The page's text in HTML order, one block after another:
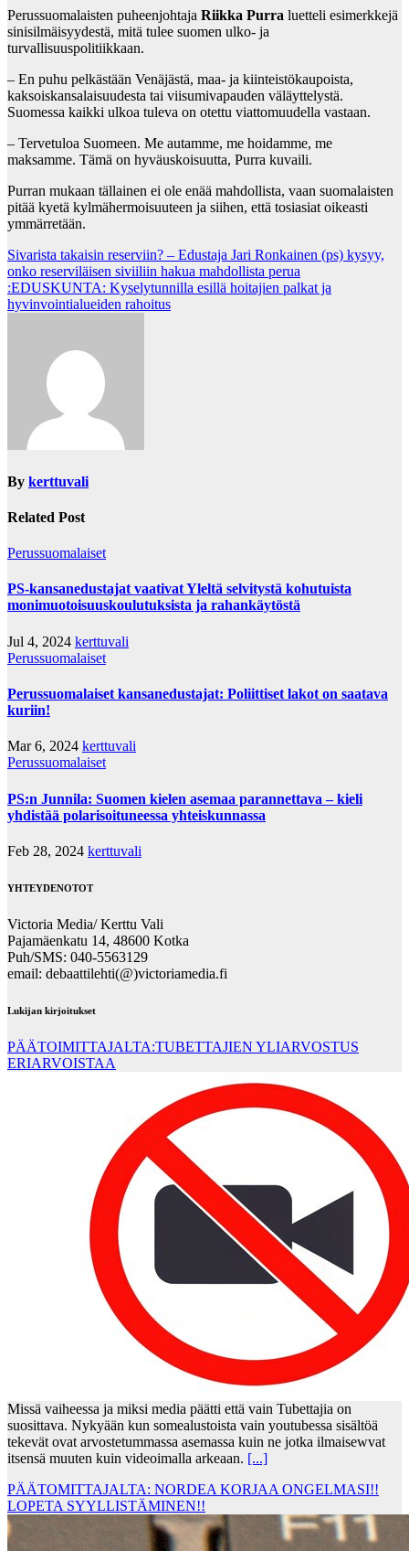
Perussuomalaisten puheenjohtaja Riikka Purra luetteli esimerkkejä
sinisilmäisyydestä, mitä tulee suomen ulko- ja
turvallisuuspolitiikkaan.
– En puhu pelkästään Venäjästä, maa- ja kiinteistökaupoista,
kaksoiskansalaisuudesta tai viisumivapauden väläyttelystä.
Suomessa kaikki ulkoa tuleva on otettu viattomuudella vastaan.
– Tervetuloa Suomeen. Me autamme, me hoidamme, me
maksamme. Tämä on hyväuskoisuutta, Purra kuvaili.
Purran mukaan tällainen ei ole enää mahdollista, vaan suomalaisten
pitää kyetä kylmähermoisuuteen ja siihen, että tosiasiat oikeasti
ymmärretään.
Post
navigation
Sivarista takaisin reserviin? – Edustaja Jari Ronkainen (ps) kysyy,
onko reserviläisen siviiliin hakua mahdollista perua
:EDUSKUNTA: Kyselytunnilla esillä hoitajien palkat ja
hyvinvointialueiden rahoitus
By kerttuvali
Related Post
Perussuomalaiset
PS-kansanedustajat vaativat Yleltä selvitystä kohutuista
monimuotoisuuskoulutuksista ja rahankäytöstä
Jul 4, 2024 kerttuvali
Perussuomalaiset
Perussuomalaiset kansanedustajat: Poliittiset lakot on saatava
kuriin!
Mar 6, 2024 kerttuvali
Perussuomalaiset
PS:n Junnila: Suomen kielen asemaa parannettava – kieli
yhdistää polarisoituneessa yhteiskunnassa
Feb 28, 2024 kerttuvali
YHTEYDENOTOT
Victoria Media/ Kerttu Vali
Pajamäenkatu 14, 48600 Kotka
Puh/SMS: 040-5563129
email: debaattilehti(@)victoriamedia.fi
Lukijan kirjoitukset
PÄÄTOIMITTAJALTA:TUBETTAJIEN YLIARVOSTUS
ERIARVOISTAA
Missä vaiheessa ja miksi media päätti että vain Tubettajia on
suosittava. Nykyään kun somealustoista vain youtubessa sisältöä
tekevät ovat arvostetummassa asemassa kuin ne jotka ilmaisewvat
itsensä muuten kuin videoimalla arkeaan. [...]
PÄÄTOMITTAJALTA: NORDEA KORJAA ONGELMASI!!
LOPETA SYYLLISTÄMINEN!!